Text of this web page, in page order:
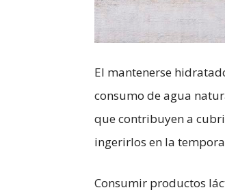
El mantenerse
consumo de agua
que contribuyen a
ingerirlos en la
Consumir productos